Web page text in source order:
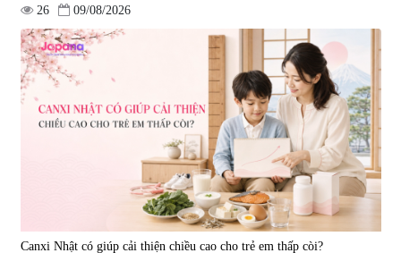
26
09/08/2026
Canxi Nhật có giúp cải thiện chiều cao cho trẻ em thấp còi?